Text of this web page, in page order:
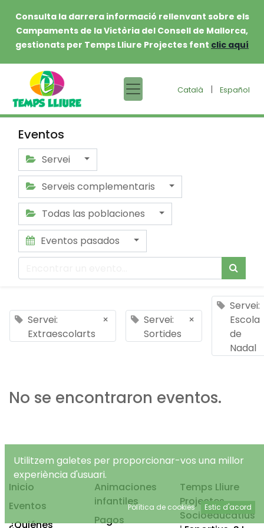
Consulta la darrera informació rellenvant sobre els
Campaments de la Victòria del Consell de Mallorca,
gestionats per Temps Lliure Projectes fent clic aquí
Català | Español
Eventos
Servei
Serveis complementaris
Todas las poblaciones
Eventos pasados
Servei:
Extraescolarts
×
Servei:
Sortides
×
Servei:
Escola
de
Nadal
No se encontraron eventos.
Inicio
Eventos
¿Quiénes
Animaciones
infantiles
Pagos
Temps Lliure
Projectes
Socioeducatius
Utilitzem galetes per proporcionar-vos una millor
experiència d'usuari.
Política de cookies Estic d'acord